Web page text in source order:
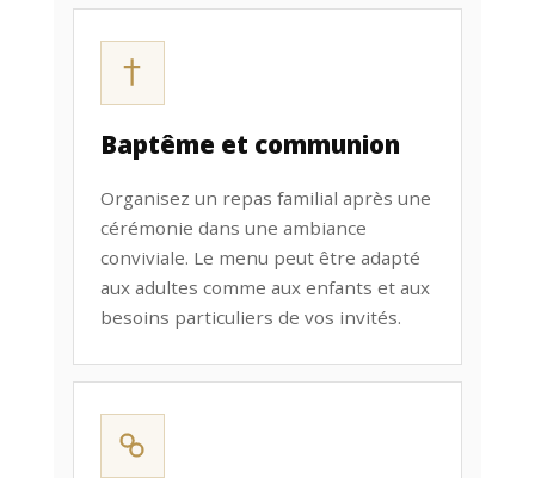
Baptême et communion
Organisez un repas familial après une
cérémonie dans une ambiance
conviviale. Le menu peut être adapté
aux adultes comme aux enfants et aux
besoins particuliers de vos invités.